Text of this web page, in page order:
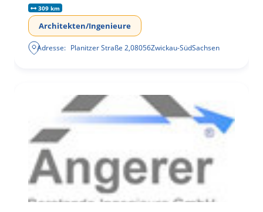
309 km
Architekten/Ingenieure
Adresse: Planitzer Straße 2,08056Zwickau-SüdSachsen